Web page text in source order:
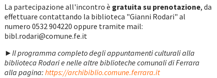
La partecipazione all'incontro è gratuita su prenotazione, da
effettuare contattando la biblioteca "Gianni Rodari" al
numero 0532 904220 oppure tramite mail:
bibl.rodari@comune.fe.it
►Il programma completo degli appuntamenti culturali alla
biblioteca Rodari e nelle altre biblioteche comunali di Ferrara
alla pagina: https://archibiblio.comune.ferrara.it